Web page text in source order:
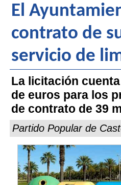
El
contrato de
servicio de
La licitación
de euros para los
de contrato de 39
Partido Popular de